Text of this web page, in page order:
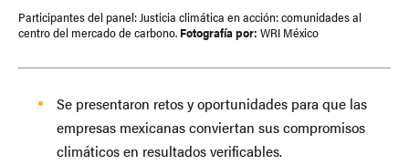
Participantes del panel: Justicia climática en acción: comunidades al
centro del mercado de carbono. Fotografía por: WRI México
Se presentaron retos y oportunidades para que las
empresas mexicanas conviertan sus compromisos
climáticos en resultados verificables.